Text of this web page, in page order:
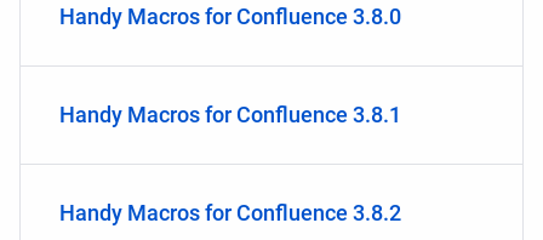
Handy Macros for Confluence 3.8.0
Handy Macros for Confluence 3.8.1
Handy Macros for Confluence 3.8.2